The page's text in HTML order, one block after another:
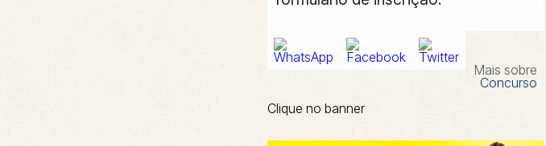
Mais sobre
Concurso
Clique no banner